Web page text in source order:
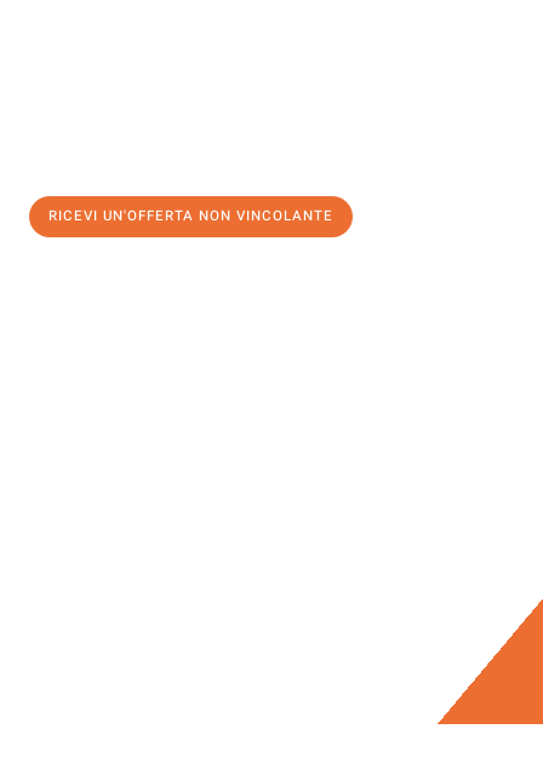
RICEVI UN'OFFERTA NON VINCOLANTE